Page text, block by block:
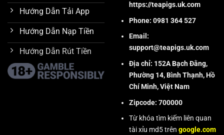
Hướng Dẫn Tải App
Hướng Dẫn Nạp Tiền
Hướng Dẫn Rút Tiền
https://teapigs.uk.com
Phone: 0981 364 527
Email:
support@teapigs.uk.com
Địa chỉ: 152A Bạch Đằng,
Phường 14, Bình Thạnh, Hồ
Chí Minh, Việt Nam
Zipcode: 700000
Từ khóa tìm kiếm liên quan
tài xỉu md5 trên google.com